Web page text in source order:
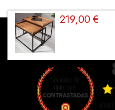
219,00 €